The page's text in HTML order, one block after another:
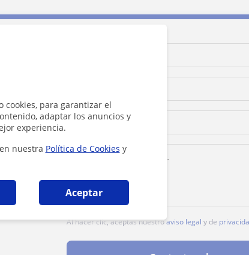
cookies, para garantizar el
adaptar los anuncios y
experiencia.
nuestra Política de Cookies y
Aceptar
15€/h
Al hacer clic, aceptas nuestroaviso legal y de